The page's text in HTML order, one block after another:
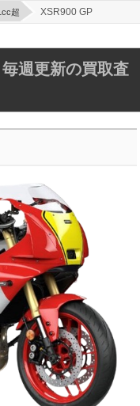
超 XSR900 GP
週更新の買取査